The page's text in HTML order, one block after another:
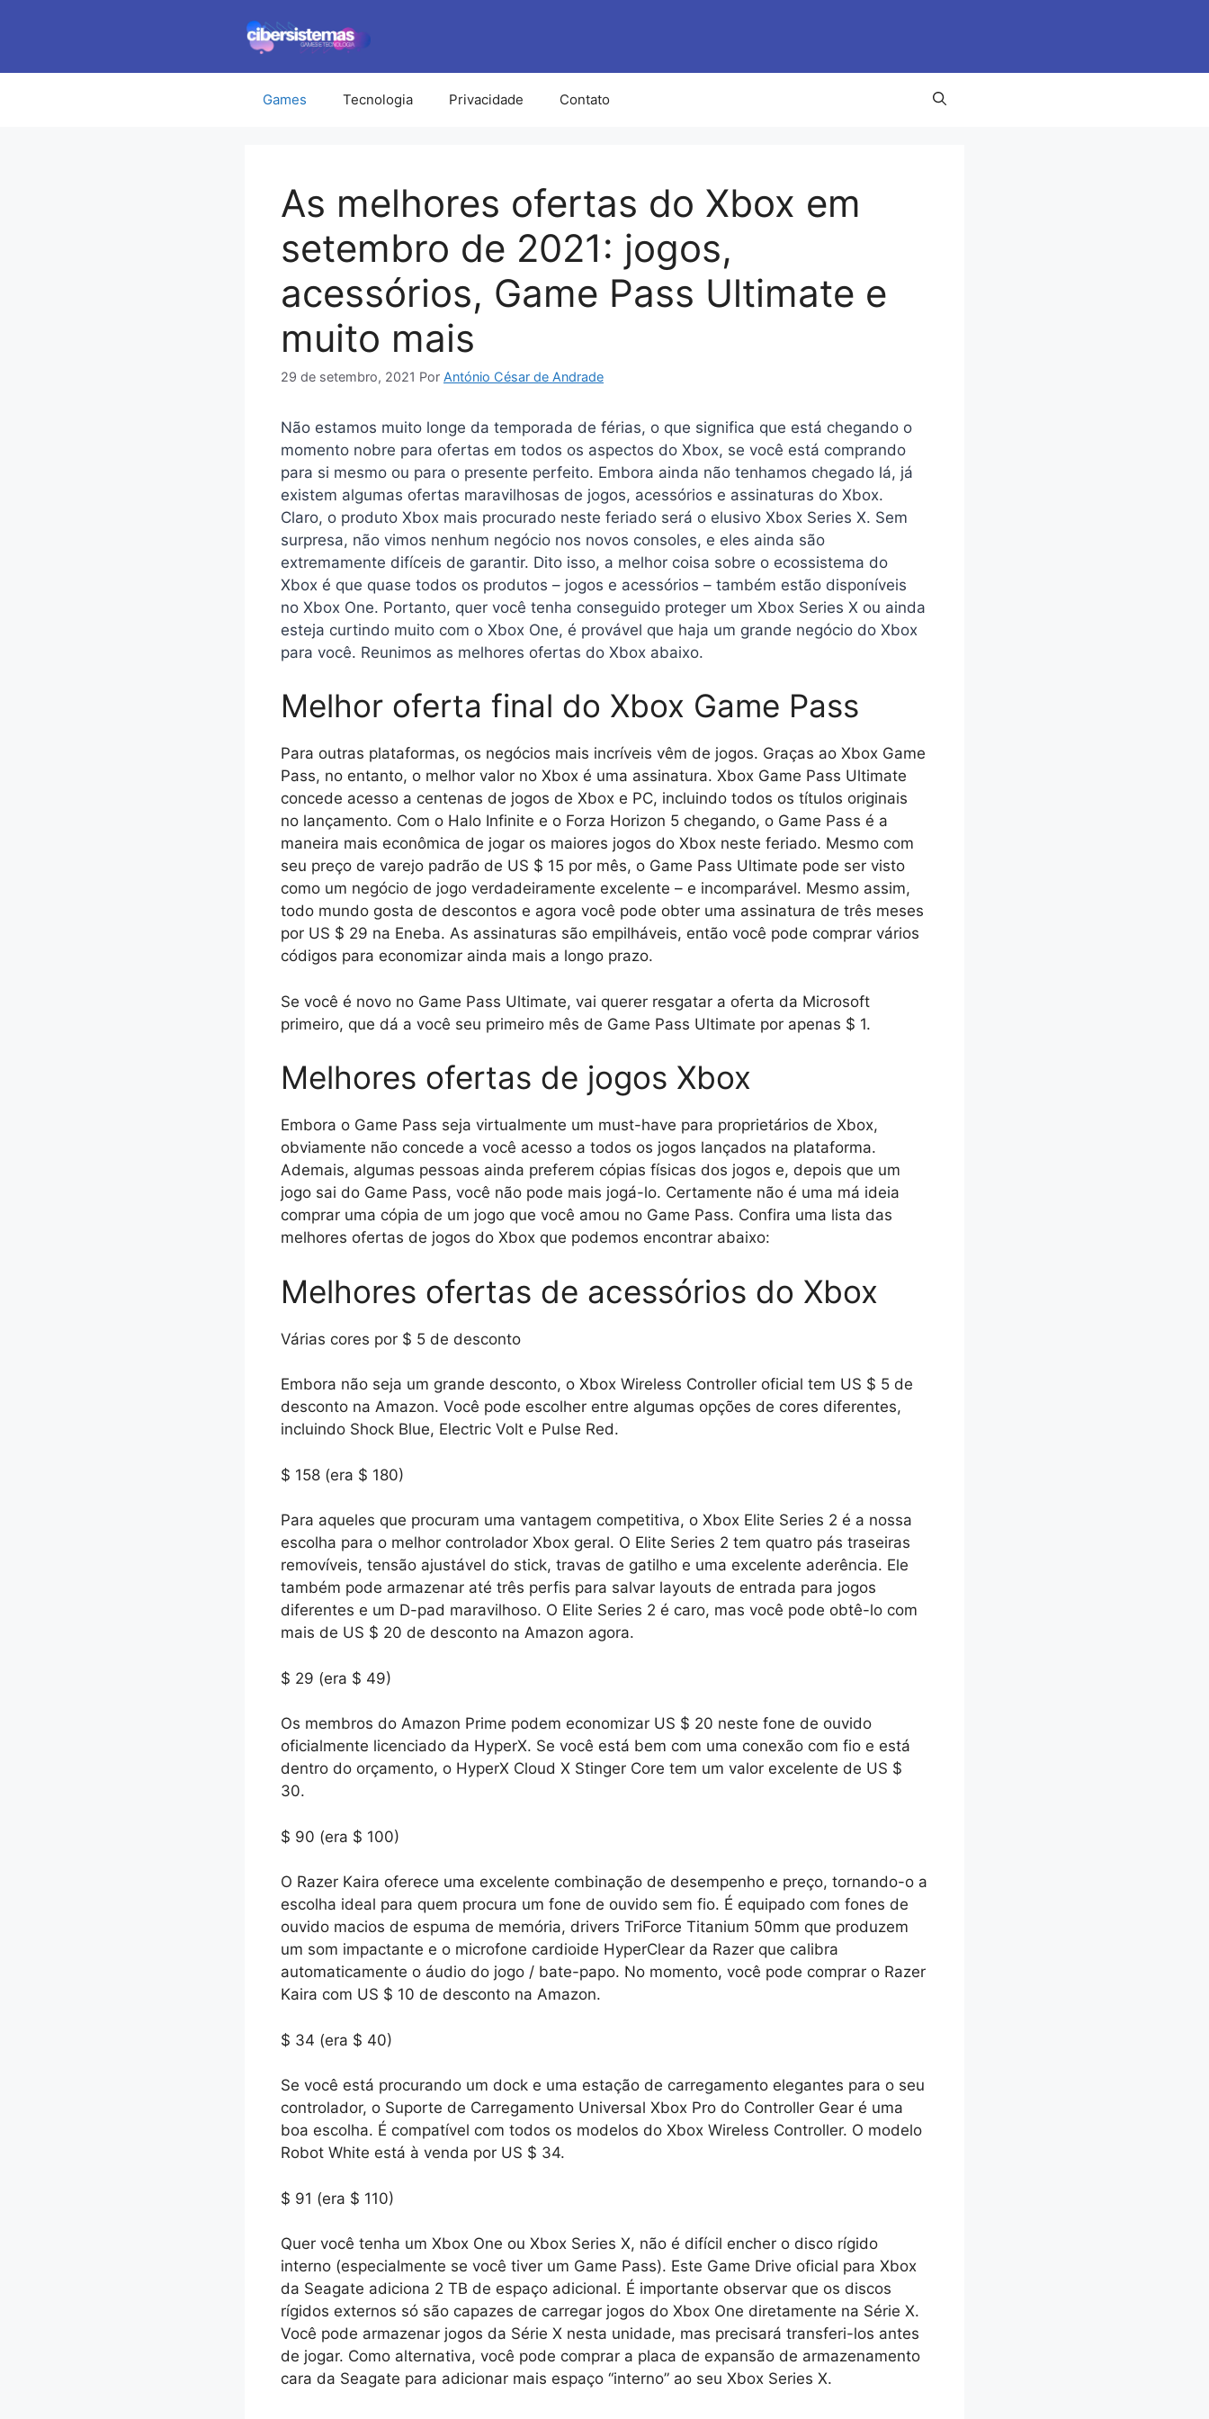
conteúdo
Games Tecnologia Privacidade Contato
As melhores ofertas do Xbox em
setembro de 2021: jogos,
acessórios, Game Pass Ultimate e
muito mais
29 de setembro, 2021 Por António César de Andrade
Não estamos muito longe da temporada de férias, o que significa que está chegando o
momento nobre para ofertas em todos os aspectos do Xbox, se você está comprando
para si mesmo ou para o presente perfeito. Embora ainda não tenhamos chegado lá, já
existem algumas ofertas maravilhosas de jogos, acessórios e assinaturas do Xbox.
Claro, o produto Xbox mais procurado neste feriado será o elusivo Xbox Series X. Sem
surpresa, não vimos nenhum negócio nos novos consoles, e eles ainda são
extremamente difíceis de garantir. Dito isso, a melhor coisa sobre o ecossistema do
Xbox é que quase todos os produtos – jogos e acessórios – também estão disponíveis
no Xbox One. Portanto, quer você tenha conseguido proteger um Xbox Series X ou ainda
esteja curtindo muito com o Xbox One, é provável que haja um grande negócio do Xbox
para você. Reunimos as melhores ofertas do Xbox abaixo.
Melhor oferta final do Xbox Game Pass
Para outras plataformas, os negócios mais incríveis ​​vêm de jogos. Graças ao Xbox Game
Pass, no entanto, o melhor valor no Xbox é uma assinatura. Xbox Game Pass Ultimate
concede acesso a centenas de jogos de Xbox e PC, incluindo todos os títulos originais
no lançamento. Com o Halo Infinite e o Forza Horizon 5 chegando, o Game Pass é a
maneira mais econômica de jogar os maiores jogos do Xbox neste feriado. Mesmo com
seu preço de varejo padrão de US $ 15 por mês, o Game Pass Ultimate pode ser visto
como um negócio de jogo verdadeiramente excelente – e incomparável. Mesmo assim,
todo mundo gosta de descontos e agora você pode obter uma assinatura de três meses
por US $ 29 na Eneba. As assinaturas são empilháveis, então você pode comprar vários
códigos para economizar ainda mais a longo prazo.
Se você é novo no Game Pass Ultimate, vai querer resgatar a oferta da Microsoft
primeiro, que dá a você seu primeiro mês de Game Pass Ultimate por apenas $ 1.
Melhores ofertas de jogos Xbox
Embora o Game Pass seja virtualmente um must-have para proprietários de Xbox,
obviamente não concede a você acesso a todos os jogos lançados na plataforma.
Ademais, algumas pessoas ainda preferem cópias físicas dos jogos e, depois que um
jogo sai do Game Pass, você não pode mais jogá-lo. Certamente não é uma má ideia
comprar uma cópia de um jogo que você amou no Game Pass. Confira uma lista das
melhores ofertas de jogos do Xbox que podemos encontrar abaixo:
Melhores ofertas de acessórios do Xbox
Várias cores por $ 5 de desconto
Embora não seja um grande desconto, o Xbox Wireless Controller oficial tem US $ 5 de
desconto na Amazon. Você pode escolher entre algumas opções de cores diferentes,
incluindo Shock Blue, Electric Volt e Pulse Red.
$ 158 (era $ 180)
Para aqueles que procuram uma vantagem competitiva, o Xbox Elite Series 2 é a nossa
escolha para o melhor controlador Xbox geral. O Elite Series 2 tem quatro pás traseiras
removíveis, tensão ajustável do stick, travas de gatilho e uma excelente aderência. Ele
também pode armazenar até três perfis para salvar layouts de entrada para jogos
diferentes e um D-pad maravilhoso. O Elite Series 2 é caro, mas você pode obtê-lo com
mais de US $ 20 de desconto na Amazon agora.
$ 29 (era $ 49)
Os membros do Amazon Prime podem economizar US $ 20 neste fone de ouvido
oficialmente licenciado da HyperX. Se você está bem com uma conexão com fio e está
dentro do orçamento, o HyperX Cloud X Stinger Core tem um valor excelente de US $
30.
$ 90 (era $ 100)
O Razer Kaira oferece uma excelente combinação de desempenho e preço, tornando-o a
escolha ideal para quem procura um fone de ouvido sem fio. É equipado com fones de
ouvido macios de espuma de memória, drivers TriForce Titanium 50mm que produzem
um som impactante e o microfone cardioide HyperClear da Razer que calibra
automaticamente o áudio do jogo / bate-papo. No momento, você pode comprar o Razer
Kaira com US $ 10 de desconto na Amazon.
$ 34 (era $ 40)
Se você está procurando um dock e uma estação de carregamento elegantes para o seu
controlador, o Suporte de Carregamento Universal Xbox Pro do Controller Gear é uma
boa escolha. É compatível com todos os modelos do Xbox Wireless Controller. O modelo
Robot White está à venda por US $ 34.
$ 91 (era $ 110)
Quer você tenha um Xbox One ou Xbox Series X, não é difícil encher o disco rígido
interno (especialmente se você tiver um Game Pass). Este Game Drive oficial para Xbox
da Seagate adiciona 2 TB de espaço adicional. É importante observar que os discos
rígidos externos só são capazes de carregar jogos do Xbox One diretamente na Série X.
Você pode armazenar jogos da Série X nesta unidade, mas precisará transferi-los antes
de jogar. Como alternativa, você pode comprar a placa de expansão de armazenamento
cara da Seagate para adicionar mais espaço “interno” ao seu Xbox Series X.